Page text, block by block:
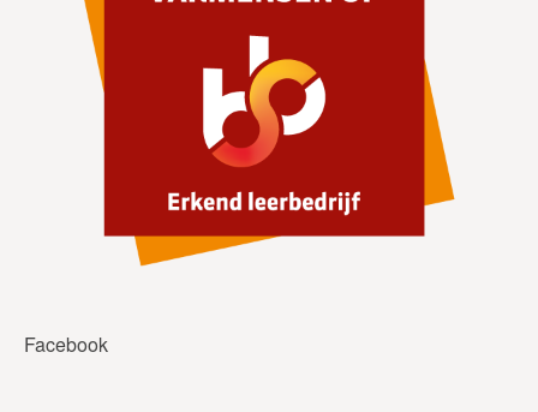
Facebook